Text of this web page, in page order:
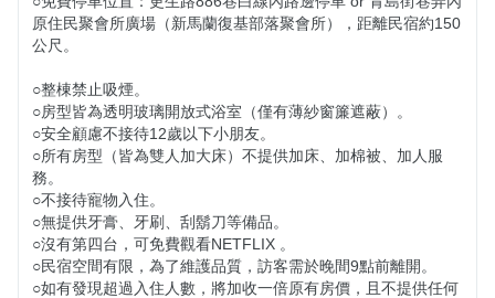
原住民聚會所廣場（新馬蘭復基部落聚會所），距離民宿約150
公尺。
○整棟禁止吸煙。
○房型皆為透明玻璃開放式浴室（僅有薄紗窗簾遮蔽）。
○安全顧慮不接待12歲以下小朋友。
○所有房型（皆為雙人加大床）不提供加床、加棉被、加人服
務。
○不接待寵物入住。
○無提供牙膏、牙刷、刮鬍刀等備品。
○沒有第四台，可免費觀看NETFLIX 。
○民宿空間有限，為了維護品質，訪客需於晚間9點前離開。
○如有發現超過入住人數，將加收一倍原有房價，且不提供任何